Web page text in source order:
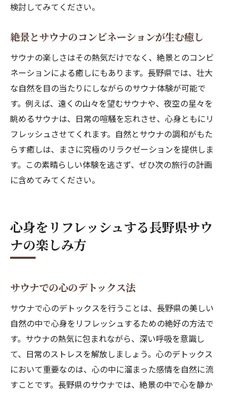
検討してみてください。
絶景とサウナのコンビネーションが生む癒し
サウナの楽しさはその熱気だけでなく、絶景とのコンビ
ネーションによる癒しにもあります。長野県では、壮大
な自然を目の当たりにしながらのサウナ体験が可能で
す。例えば、遠くの山々を望むサウナや、夜空の星々を
眺めるサウナは、日常の喧騒を忘れさせ、心身ともにリ
フレッシュさせてくれます。自然とサウナの調和がもた
らす癒しは、まさに究極のリラクゼーションを提供しま
す。この素晴らしい体験を逃さず、ぜひ次の旅行の計画
に含めてみてください。
心身をリフレッシュする長野県サウ
ナの楽しみ方
サウナでの心のデトックス法
サウナで心のデトックスを行うことは、長野県の美しい
自然の中で心身をリフレッシュするための絶好の方法で
す。サウナの熱気に包まれながら、深い呼吸を意識し
て、日常のストレスを解放しましょう。心のデトックス
において重要なのは、心の中に溜まった感情を自然に流
すことです。長野県のサウナでは、絶景の中で心を静か